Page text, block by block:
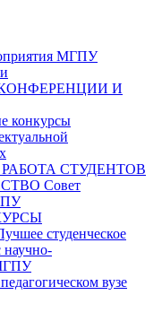
МГПУ
КОНФЕРЕНЦИИ И
конкурсы
СТУДЕНТОВ
Совет
студенческое
научно-
вузе